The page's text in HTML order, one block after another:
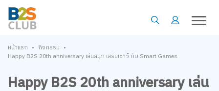
หน้าแรก • กิจกรรม •
Happy B2S 20th anniversary เล่นสนุก เสริมเชาว์ กับ Smart Games
Happy B2S 20th anniversary เล่น